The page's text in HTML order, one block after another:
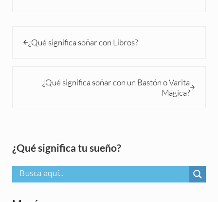
¿Qué significa soñar con Libros?
¿Qué significa soñar con un Bastón o Varita
Mágica?
Sidebar
¿Qué significa tu sueño?